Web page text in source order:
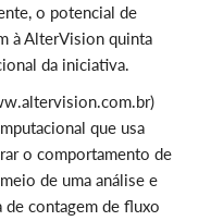
o potencial de
à AlterVision quinta
da iniciativa.
que usa
o comportamento de
de uma análise e
de contagem de fluxo